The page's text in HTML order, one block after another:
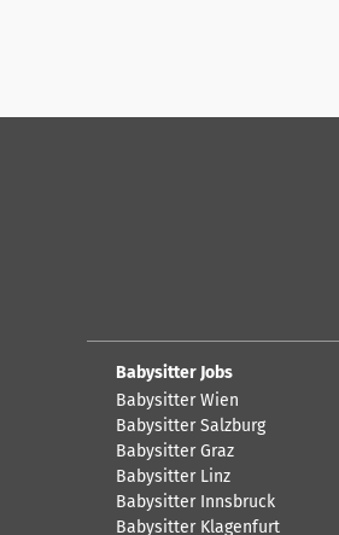
Babysitter Jobs
Babysitter Wien
Babysitter Salzburg
Babysitter Graz
Babysitter Linz
Babysitter Innsbruck
Babysitter Klagenfurt